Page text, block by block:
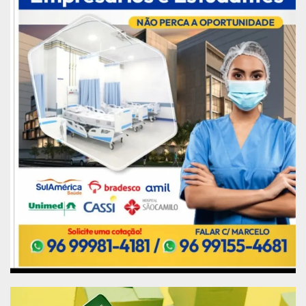
cota parlamentar para aluguel de bem móvel no
montante de quase R$ 70 mil.
A Polícia Federal declarou que chamou atenção
dos investigadores o fato de que a empresa de
locação de carros possuía apenas um veículo
registrado. A decisão judicial determinou ainda o
afastamento cautelar das funções públicas de 20
servidores, ligados à Assembleia Legislativa, ao
Hospital Universitário e outros órgãos públicos,
bem como de monitoramento eletrônico de seis
investigados, com imposição de recolhimento
domiciliar das 22h às 6h e integral no sábados,
domingos e feriados.
O Tribunal Regional Eleitoral impôs, também, o